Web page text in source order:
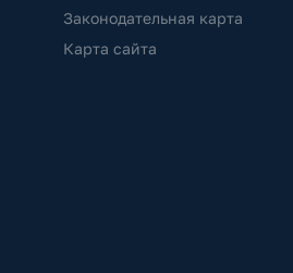
Законодательная карта
Карта сайта